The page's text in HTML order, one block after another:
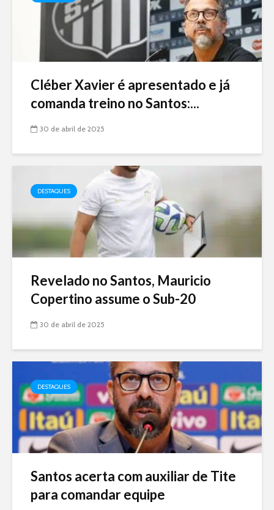
Cléber Xavier é apresentado e já
comanda treino no Santos:...
30 de abril de 2025
DESTAQUES
Revelado no Santos, Mauricio
Copertino assume o Sub-20
30 de abril de 2025
DESTAQUES
Santos acerta com auxiliar de Tite
para comandar equipe